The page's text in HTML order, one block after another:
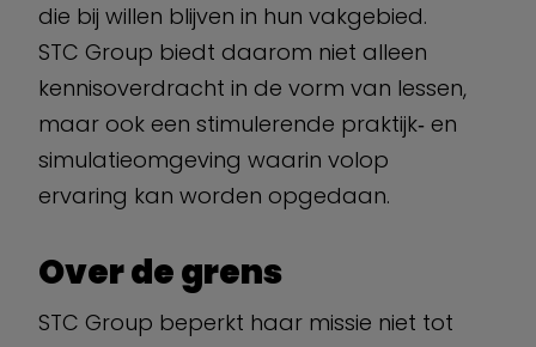
die bij willen blijven in hun vakgebied.
STC Group biedt daarom niet alleen
kennisoverdracht in de vorm van lessen,
maar ook een stimulerende praktijk‐ en
simulatieomgeving waarin volop
ervaring kan worden opgedaan.
Over de grens
STC Group beperkt haar missie niet tot